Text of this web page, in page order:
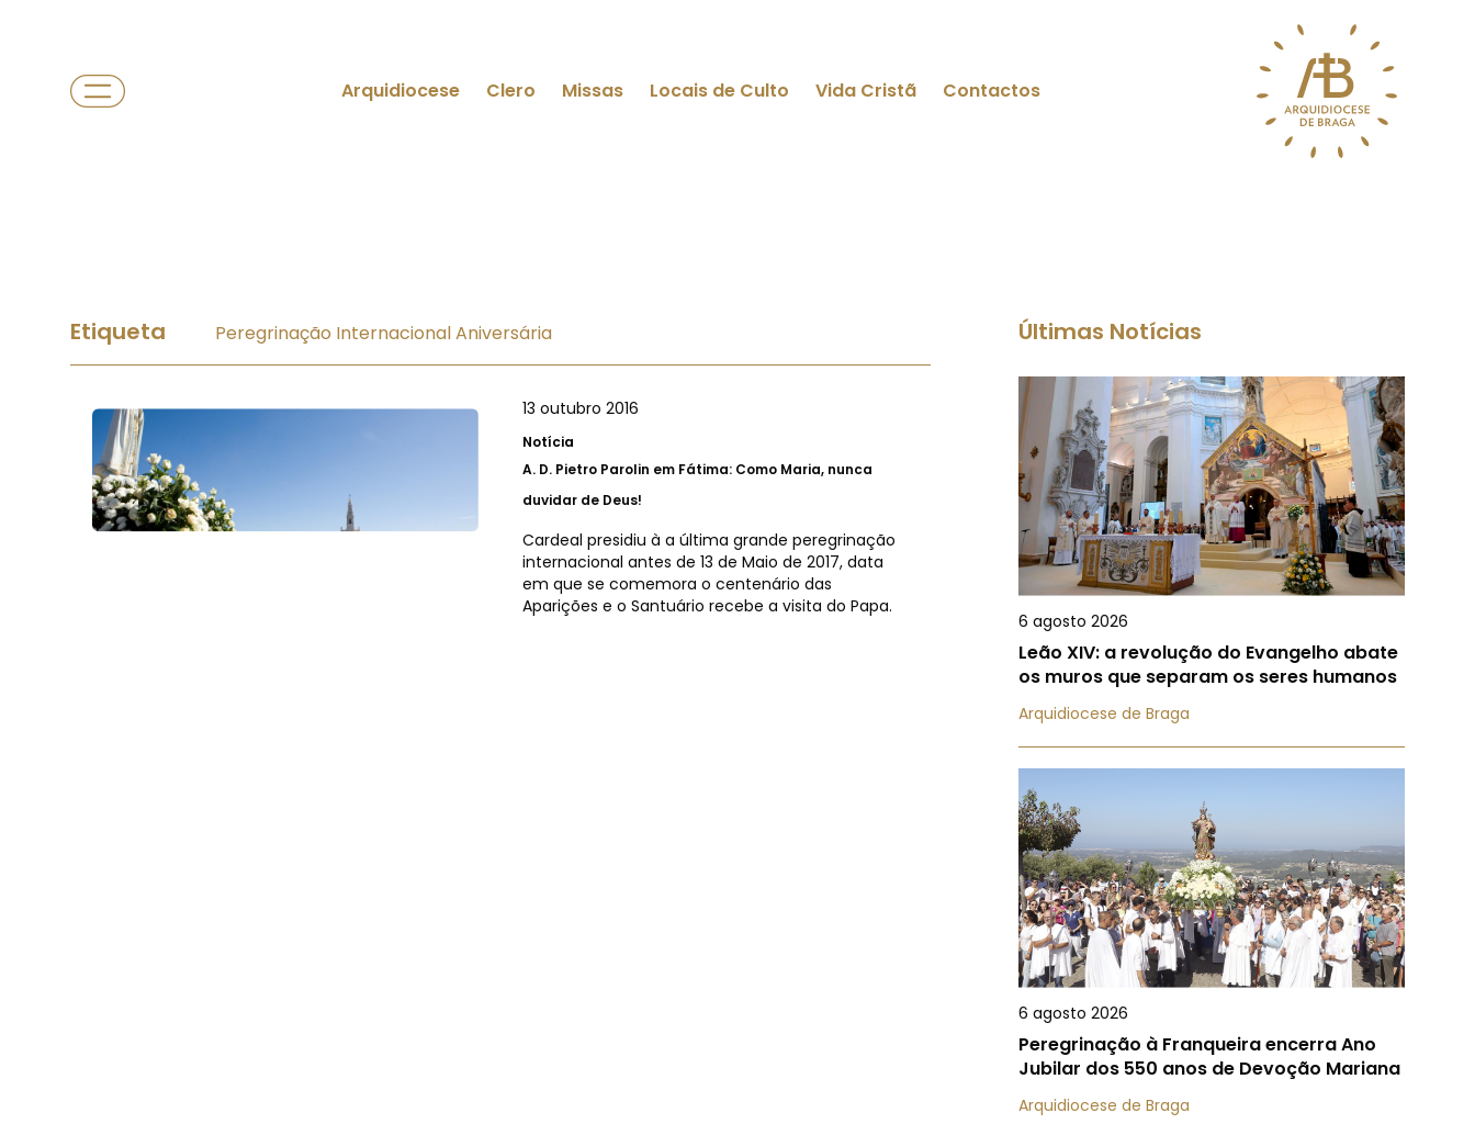
Arquidiocese Clero Missas Locais de Culto Vida Cristã Contactos
Etiqueta Peregrinação Internacional Aniversária
13 outubro 2016
Notícia
A. D. Pietro Parolin em Fátima: Como Maria, nunca
duvidar de Deus!
Cardeal presidiu à a última grande peregrinação
internacional antes de 13 de Maio de 2017, data
em que se comemora o centenário das
Aparições e o Santuário recebe a visita do Papa.
Últimas Notícias
6 agosto 2026
Leão XIV: a revolução do Evangelho abate
os muros que separam os seres humanos
Arquidiocese de Braga
6 agosto 2026
Peregrinação à Franqueira encerra Ano
Jubilar dos 550 anos de Devoção Mariana
Arquidiocese de Braga